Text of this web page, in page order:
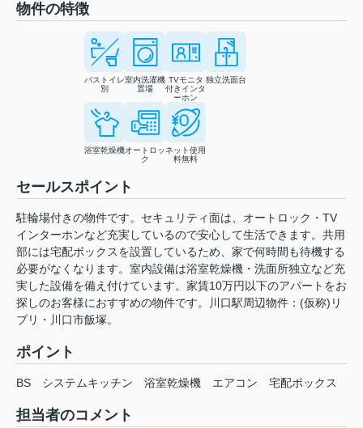
物件の特徴
バストイレ
別
室内洗濯機
置場
TVモニタ
付きインタ
ーホン
独立洗面台
浴室乾燥機オートロッ
ク
ネット使用
料無料
セールスポイント
駐輪場付きの物件です。セキュリティ面は、オートロック・TV
インターホンなど充実しているので安心して生活できます。共用
部には宅配ボックスを設置しているため、家で何時間も待機する
必要がなくなります。室内設備は浴室乾燥機・洗面所独立など充
実した設備を備え付けています。家賃10万円以下のアパートをお
探しのお客様におすすめの物件です。川口駅周辺物件：(仮称)リ
ブリ・川口市飯塚。
ポイント
BS システムキッチン 浴室乾燥機 エアコン 宅配ボックス
担当者のコメント